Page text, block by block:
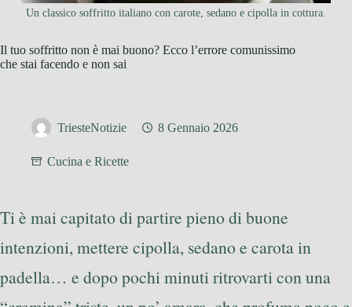
Un classico soffritto italiano con carote, sedano e cipolla in cottura.
Il tuo soffritto non è mai buono? Ecco l’errore comunissimo
che stai facendo e non sai
TriesteNotizie 8 Gennaio 2026
Cucina e Ricette
Ti è mai capitato di partire pieno di buone
intenzioni, mettere cipolla, sedano e carota in
padella… e dopo pochi minuti ritrovarti con una